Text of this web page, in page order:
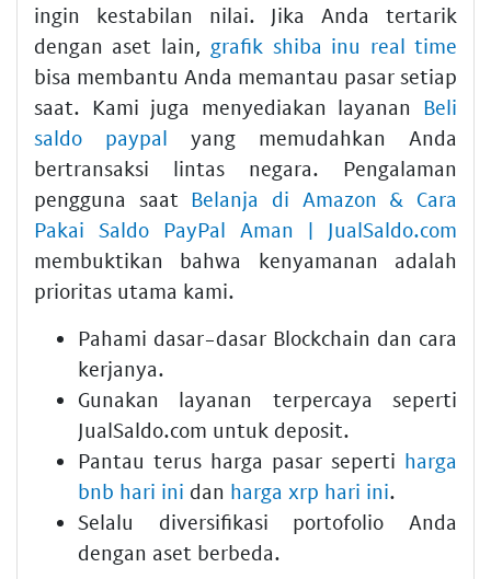
ingin kestabilan nilai. Jika Anda tertarik
dengan aset lain, grafik shiba inu real time
bisa membantu Anda memantau pasar setiap
saat. Kami juga menyediakan layanan Beli
saldo paypal yang memudahkan Anda
bertransaksi lintas negara. Pengalaman
pengguna saat Belanja di Amazon & Cara
Pakai Saldo PayPal Aman | JualSaldo.com
membuktikan bahwa kenyamanan adalah
prioritas utama kami.
Pahami dasar-dasar Blockchain dan cara
kerjanya.
Gunakan layanan terpercaya seperti
JualSaldo.com untuk deposit.
Pantau terus harga pasar seperti harga
bnb hari ini dan harga xrp hari ini.
Selalu diversifikasi portofolio Anda
dengan aset berbeda.